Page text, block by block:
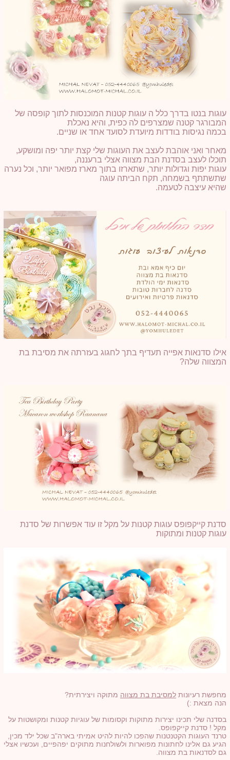
עוגות בנטו בדרך כלל ה עוגות קטנות המוכנסות לתוך קופסה של
המבורגר קטנה שמצרפים לה כפית, והיא נאכלת
בכמה נגיסות בודדות מיועדת לסועד אחד או שניים.
מאחר ואני אוהבת לעצב את העוגות שלי קצת יותר יפה ומושקע,
תוכלו לעצב בסדנת הבת מצווה אצלי ברעננה,
עוגות יפות וגדולות יותר, שתארזו בתוך מארז מפואר יותר, וכל נערה
שתשתתף בשמחה, תקח הביתה עוגה
שהיא עיצבה לטעמה.
אילו סדנאות אפייה תעדיף בתך לחגוג בעזרתה את מסיבת בת
המצווה שלה?
סדנת קייקפופס עוגות קטנות על מקל זו עוד אפשרות של סדנת
עוגות קטנות ומתוקות
מחפשת רעיונות למסיבת בת מצווה מתוקה ויצירתית?
הנה מצאת :)
בסדנה שלי תכינו יצירות מתוקות וקסומות של עוגיות קטנות ומקושטות על
מקל ! סדנת קייקפופס.
טרנד העוגות הקטנטנות שהפכו להיות להיט אמיתי בארה"ב שכל ילד מכין,
הגיע גם אלינו לחתונות מפוארות ולשולחנות מתוקים יפהפיים, ועכשיו אצלי
גם לסדנאות בת מצווה.